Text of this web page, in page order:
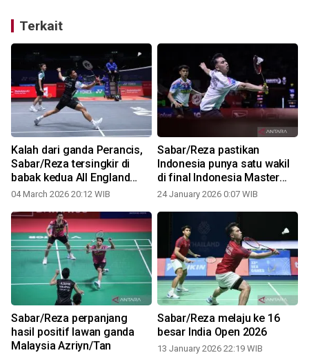
Terkait
Kalah dari ganda Perancis,
Sabar/Reza tersingkir di
babak kedua All England
2026
04 March 2026 20:12 WIB
Sabar/Reza pastikan
Indonesia punya satu wakil
di final Indonesia Master
2026
24 January 2026 0:07 WIB
Sabar/Reza perpanjang
hasil positif lawan ganda
Malaysia Azriyn/Tan
Sabar/Reza melaju ke 16
besar India Open 2026
13 January 2026 22:19 WIB